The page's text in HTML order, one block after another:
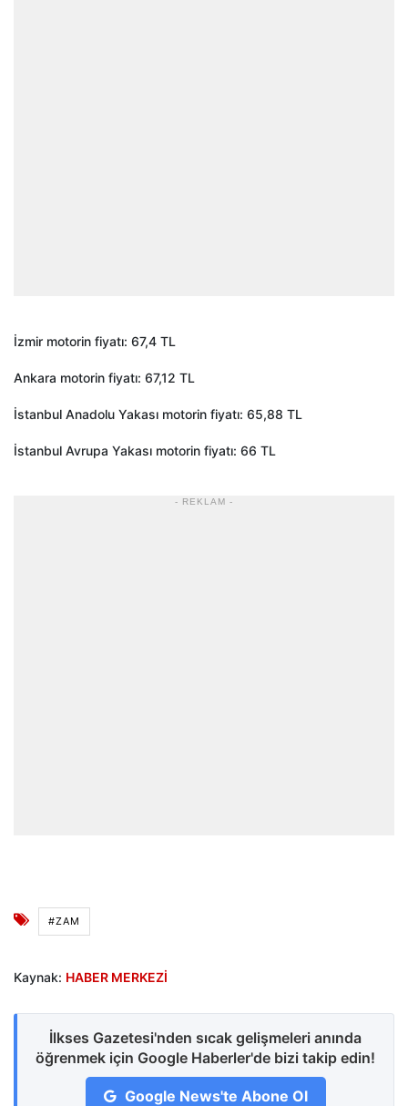
İzmir motorin fiyatı: 67,4 TL
Ankara motorin fiyatı: 67,12 TL
İstanbul Anadolu Yakası motorin fiyatı: 65,88 TL
İstanbul Avrupa Yakası motorin fiyatı: 66 TL
- REKLAM -
#ZAM
Kaynak: HABER MERKEZİ
İlkses Gazetesi'nden sıcak gelişmeleri anında
öğrenmek için Google Haberler'de bizi takip edin!
Google News'te Abone Ol